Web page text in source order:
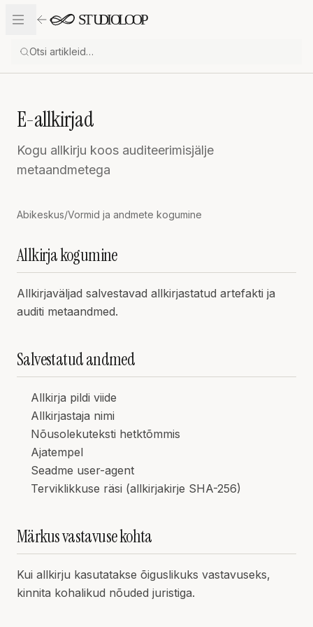
Liigu sisu juurde
E-allkirjad
Kogu allkirju koos auditeerimisjälje
metaandmetega
Abikeskus/Vormid ja andmete kogumine
Allkirja kogumine
Allkirjaväljad salvestavad allkirjastatud artefakti ja
auditi metaandmed.
Salvestatud andmed
Allkirja pildi viide
Allkirjastaja nimi
Nõusolekuteksti hetktõmmis
Ajatempel
Seadme user-agent
Terviklikkuse räsi (allkirjakirje SHA-256)
Märkus vastavuse kohta
Kui allkirju kasutatakse õiguslikuks vastavuseks,
kinnita kohalikud nõuded juristiga.